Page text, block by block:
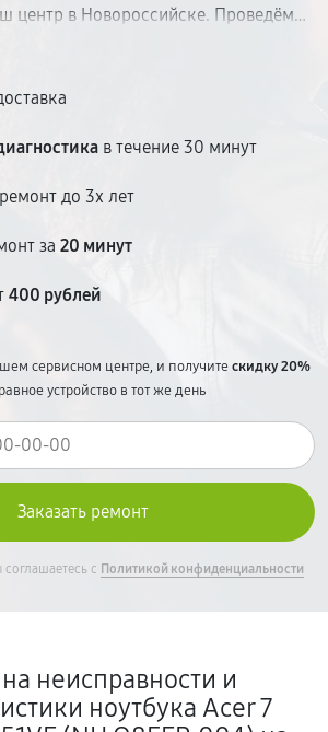
центр в Новороссийске. Проведём
запчастями, предоставляем
работ. Ремонт — от 30 минут.
в течение 30 минут
до 3х лет
за 20 минут
400 рублей
сервисном центре, и получитескидку 20%
устройство в тот же день
с Политикой конфиденциальности
неисправности и
ноутбука Acer 7